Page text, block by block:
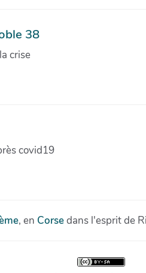
38
crise
covid19
, en Corsedans l'esprit de